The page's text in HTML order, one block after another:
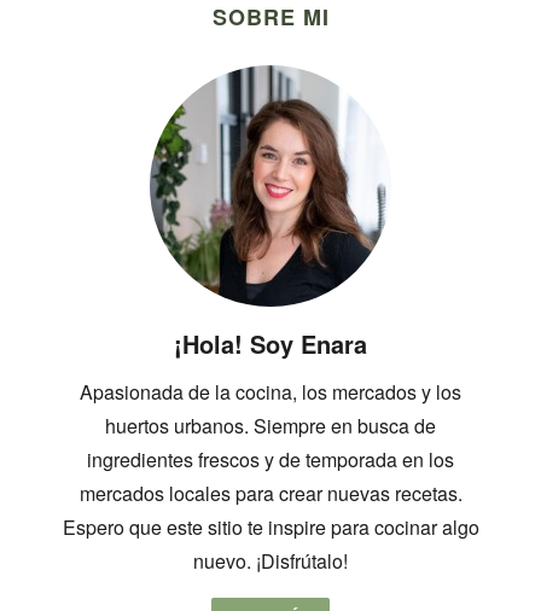
SOBRE MI
¡Hola! Soy Enara
Apasionada de la cocina, los mercados y los
huertos urbanos. Siempre en busca de
ingredientes frescos y de temporada en los
mercados locales para crear nuevas recetas.
Espero que este sitio te inspire para cocinar algo
nuevo. ¡Disfrútalo!